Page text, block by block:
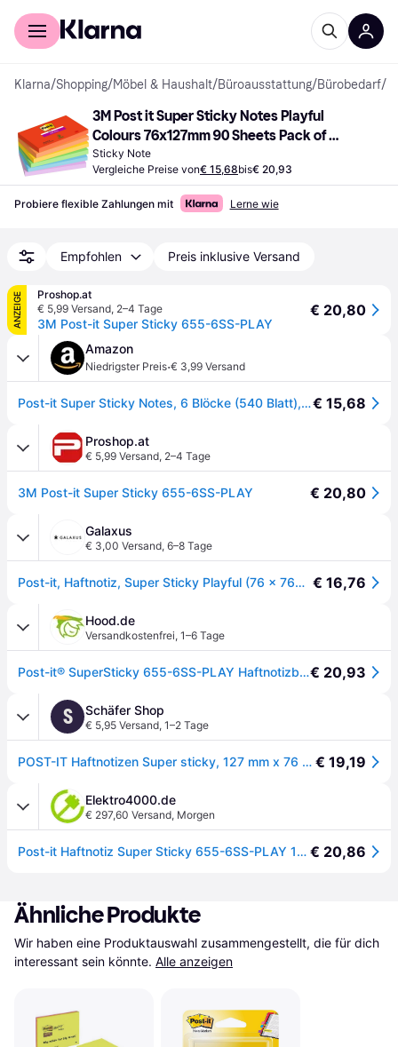
Für Shopper
Klarna/Shopping/Möbel & Haushalt/Büroausstattung/Bürobedarf/
3M Post it Super Sticky Notes Playful
Colours 76x127mm 90 Sheets Pack of
76x127mm
Sticky Note
Vergleiche Preise von€ 15,68bis€ 20,93
Probiere flexible Zahlungen mit Lerne wie
Empfohlen Preis inklusive Versand
ANZEIGE
Proshop.at
€ 5,99 Versand, 2–4 Tage
3M Post-it Super Sticky 655-6SS-PLAY
€ 20,80
Amazon
Niedrigster Preis·€ 3,99 Versand
Post-it Super Sticky Notes, 6 Blöcke (540 Blatt), 127 mm x 76 mm€ 15,68
Proshop.at
€ 5,99 Versand, 2–4 Tage
3M Post-it Super Sticky 655-6SS-PLAY € 20,80
Galaxus
€ 3,00 Versand, 6–8 Tage
Post-it, Haftnotiz, Super Sticky Playful (76 x 76mm) € 16,76
Hood.de
Versandkostenfrei, 1–6 Tage
Post-it® SuperSticky 655-6SS-PLAY Haftnotizblock Playful - 76 x 127 mm, 6x 90 Blatt,€ 20,93
S Schäfer Shop
€ 5,95 Versand, 1–2 Tage
POST-IT Haftnotizen Super sticky, 127 mm x 76 mm, 90 Blatt, 6er Pack, Bora Bora Collection € 19,19
Elektro4000.de
€ 297,60 Versand, Morgen
Post-it Haftnotiz Super Sticky 655-6SS-PLAY 127x76mm sort 6St. 111221299 € 20,86
Ähnliche Produkte
Wir haben eine Produktauswahl zusammengestellt, die für dich
interessant sein könnte. Alle anzeigen